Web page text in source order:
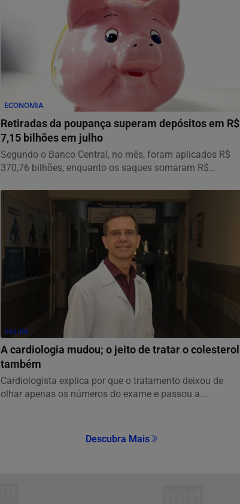
ECONOMIA
Retiradas da poupança superam depósitos em R$
7,15 bilhões em julho
Segundo o Banco Central, no mês, foram aplicados R$
370,76 bilhões, enquanto os saques somaram R$
SAÚDE
A cardiologia mudou; o jeito de tratar o colesterol
também
Cardiologista explica por que o tratamento deixou de
olhar apenas os números do exame e passou a...
Descubra Mais